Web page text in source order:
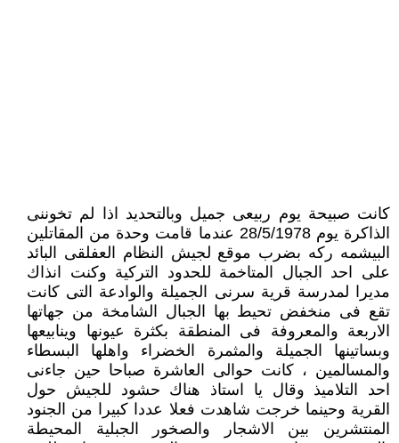
كانت صبيحة يوم ربيعى جميل وبالتحديد اذا لم تخوننى
الذاكرة يوم 28/5/1978 عندما قامت وحدة من المقاتلين
البيشمه ركه بضرب موقع لجيش النظام العفلقى البائد
على احد الجبال المتاخمة للحدود التركية وكنت انذاك
مديرا لمدرسة قرية سرنى الجميلة والوادعة التى كانت
تقع فى منخفض تحيط بها الجبال الشامخة من جهاتها
الاربعة والمعروفة فى المنطقة بكثرة عيونها وينابيعها
وبساتينها الجميلة والمثمرة الخضراء واهلها البسطاء
والمسالمين ، كانت حوالى العاشرة صباحا حين جاءنى
احد التلاميذ وقال يا استاذ هناك حشود للجيش حول
القرية وحينما خرجت شاهدت فعلا عددا كبيرا من الجنود
المنتشرين بين الاشجار والصخور الجبلية المحيطة